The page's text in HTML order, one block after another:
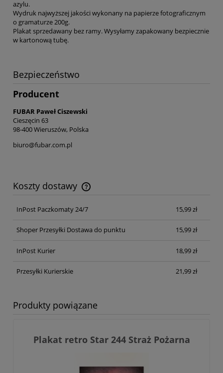
azylu.
Wydruk najwyższej jakości wykonany na papierze fotograficznym
o gramaturze 200g.
Plakat sprzedawany bez ramy. Wysyłamy zapakowany bezpiecznie
w kartonową tubę.
Bezpieczeństwo
Producent
FUBAR Paweł Ciszewski
Cieszęcin 63
98-400 Wieruszów, Polska
biuro@fubar.com.pl
Koszty dostawy
Cena nie zawiera ewentualnych kosztów płatności
InPost Paczkomaty 24/7
15,99 zł
Shoper Przesyłki Dostawa do punktu 15,99 zł
InPost Kurier 18,99 zł
Przesyłki Kurierskie 21,99 zł
Produkty powiązane
Plakat retro Star 244 Straż Pożarna